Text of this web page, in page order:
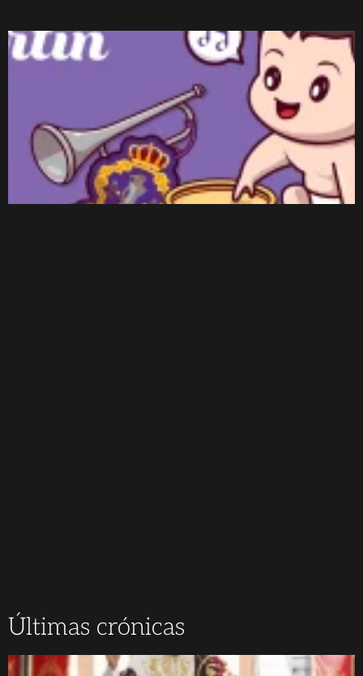
Últimas crónicas